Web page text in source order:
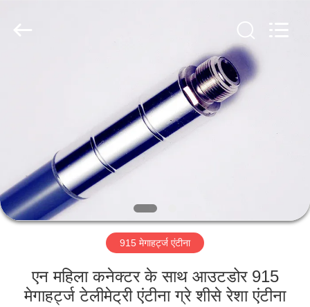
बारे
में
भ्रमण
915 मेगाहर्ट्ज एंटीना
एन महिला कनेक्टर के साथ आउटडोर 915
मेगाहर्ट्ज टेलीमेट्री एंटीना ग्रे शीसे रेशा एंटीना